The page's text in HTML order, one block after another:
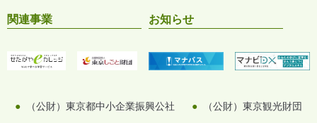
関連事業 お知らせ
（公財）東京都中小企業振興公社 （公財）東京観光財団